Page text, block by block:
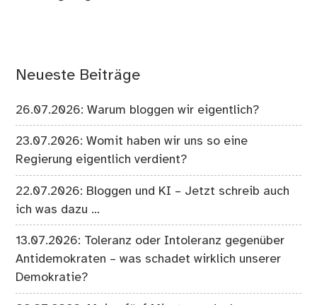
Neueste Beiträge
26.07.2026: Warum bloggen wir eigentlich?
23.07.2026: Womit haben wir uns so eine
Regierung eigentlich verdient?
22.07.2026: Bloggen und KI – Jetzt schreib auch
ich was dazu …
13.07.2026: Toleranz oder Intoleranz gegenüber
Antidemokraten – was schadet wirklich unserer
Demokratie?